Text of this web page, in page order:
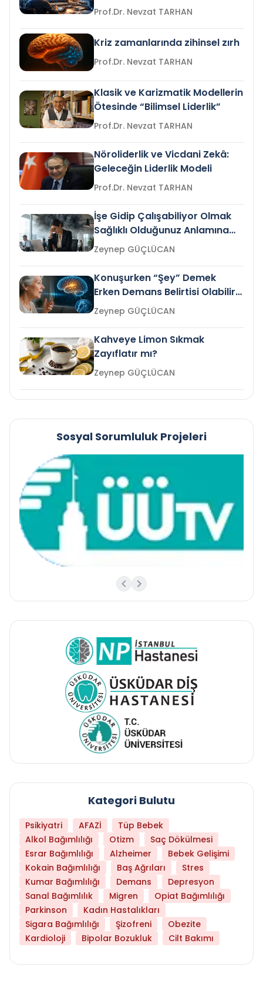
Prof.Dr. Nevzat TARHAN
Kriz zamanlarında zihinsel zırh
Prof.Dr. Nevzat TARHAN
Klasik ve Karizmatik Modellerin
Ötesinde “Bilimsel Liderlik”
Prof.Dr. Nevzat TARHAN
Nöroliderlik ve Vicdani Zekâ:
Geleceğin Liderlik Modeli
Prof.Dr. Nevzat TARHAN
İşe Gidip Çalışabiliyor Olmak
Sağlıklı Olduğunuz Anlamına
Gelir mi?Zeynep GÜÇLÜCAN
Konuşurken “Şey” Demek
Erken Demans Belirtisi Olabilir
mi?
Zeynep GÜÇLÜCAN
Kahveye Limon Sıkmak
Zayıflatır mı?
Zeynep GÜÇLÜCAN
Sosyal Sorumluluk Projeleri
Kategori Bulutu
Psikiyatri AFAZİ
Tüp Bebek
Alkol Bağımlılığı
Otizm
Saç Dökülmesi
Esrar Bağımlılığı
Alzheimer
Bebek Gelişimi
Kokain Bağımlılığı
Baş Ağrıları
Stres
Kumar Bağımlılığı
Demans
Depresyon
Sanal Bağımlılık
Migren
Opiat Bağımlılığı
Parkinson
Kadın Hastalıkları
Sigara Bağımlılığı
Şizofreni
Obezite
Kardioloji
Bipolar Bozukluk Cilt Bakımı